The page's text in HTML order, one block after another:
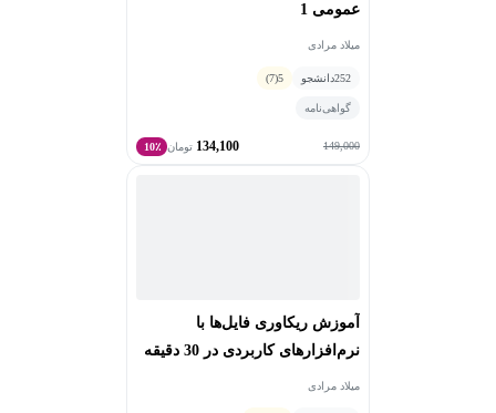
عمومی 1
میلاد مرادی
252دانشجو 5
(7)
گواهی‌نامه
149,000
134,100 تومان 10٪
آموزش ریکاوری فایل‌ها با
نرم‌افزارهای کاربردی در 30 دقیقه
میلاد مرادی